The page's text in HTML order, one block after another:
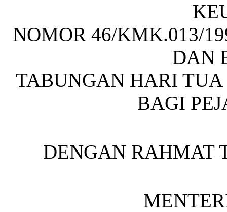
NOMOR 46/KMK.013/
DAN
TABUNGAN HARI
BAGI
DENGAN RAHMAT